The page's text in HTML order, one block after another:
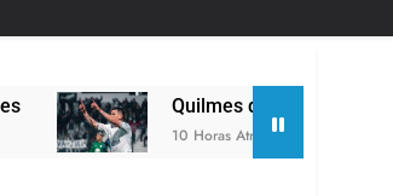
Quilmes derrotó 2-0 al líder Gimnasia de
10 Horas Atrás